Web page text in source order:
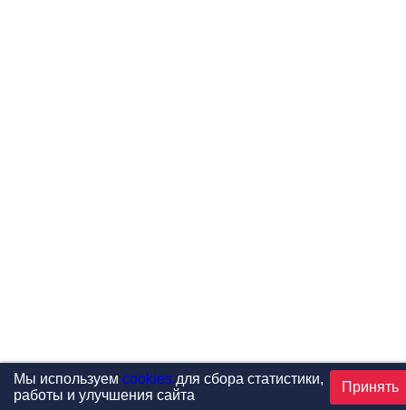
Мы используем cookiesдля сбора статистики,
работы и улучшения сайта
Принять